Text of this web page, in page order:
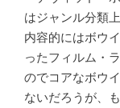
はジャンル分類
内容的にはボウ
ったフィルム・
のでコアなボウ
ないだろうが、